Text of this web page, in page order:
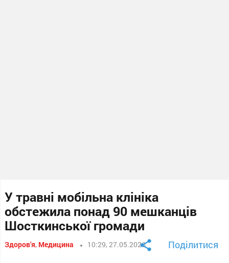
У травні мобільна клініка
обстежила понад 90 мешканців
Шосткинської громади
Здоров'я, Медицина 10:29, 27.05.2026 Поділитися